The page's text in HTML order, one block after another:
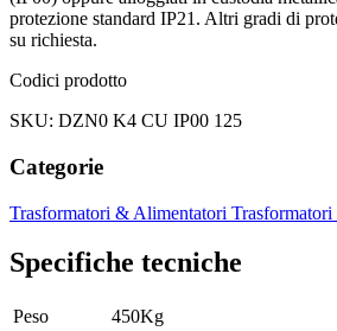
protezione standard IP21. Altri gradi di
su richiesta.
Codici prodotto
SKU: DZN0 K4 CU IP00 125
Categorie
Trasformatori & Alimentatori
Specifiche tecniche
Peso
450Kg